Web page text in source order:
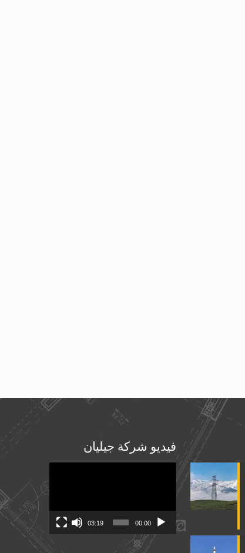
فيديو شركة جيليان
00:00
03:19